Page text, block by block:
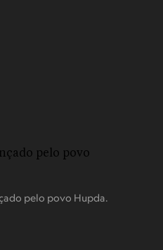
pelo povo Hupda.